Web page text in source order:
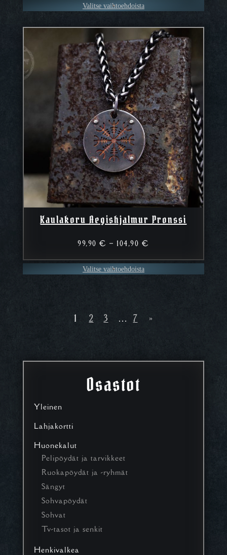
Osastot
Yleinen
Lahjakortti
Huonekalut
Pelipöydät ja tarvikkeet
Ruokapöydät ja -ryhmät
Sängyt
Sohvapöydät
Sohvat
Tv-tasot ja senkit
Henkivalkea
Valitse vaihtoehdoista
Kaulakoru Aegishjalmur Pronssi
99,90€ – 104,90 €
–
104,90 €
Valitse vaihtoehdoista
1 2 3 … 7 »